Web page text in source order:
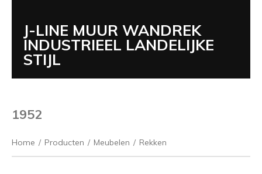
J-LINE MUUR WANDREK
INDUSTRIEEL LANDELIJKE
STIJL
1952
Home / Producten / Meubelen / Rekken